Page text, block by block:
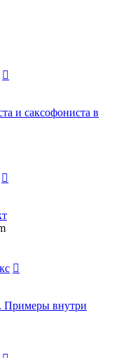
и саксофониста в
Примеры внутри